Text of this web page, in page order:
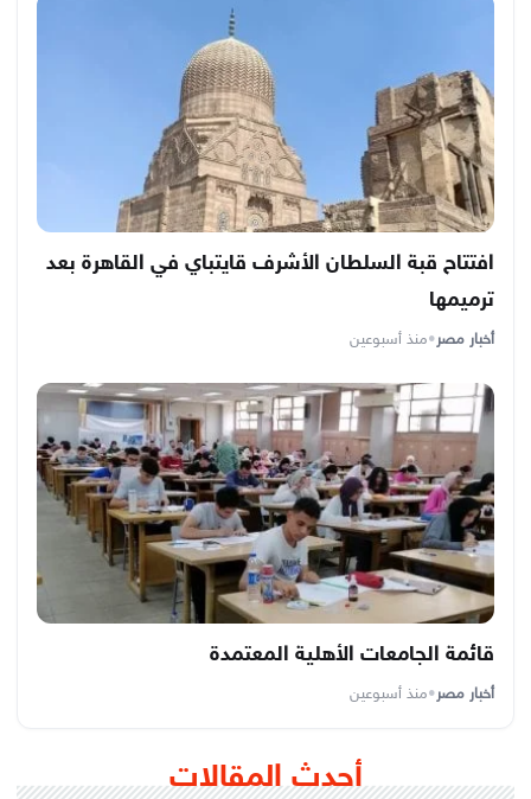
افتتاح قبة السلطان الأشرف قايتباي في القاهرة بعد
ترميمها
أخبار مصر•منذ أسبوعين
قائمة الجامعات الأهلية المعتمدة
أخبار مصر•منذ أسبوعين
أحدث المقالات